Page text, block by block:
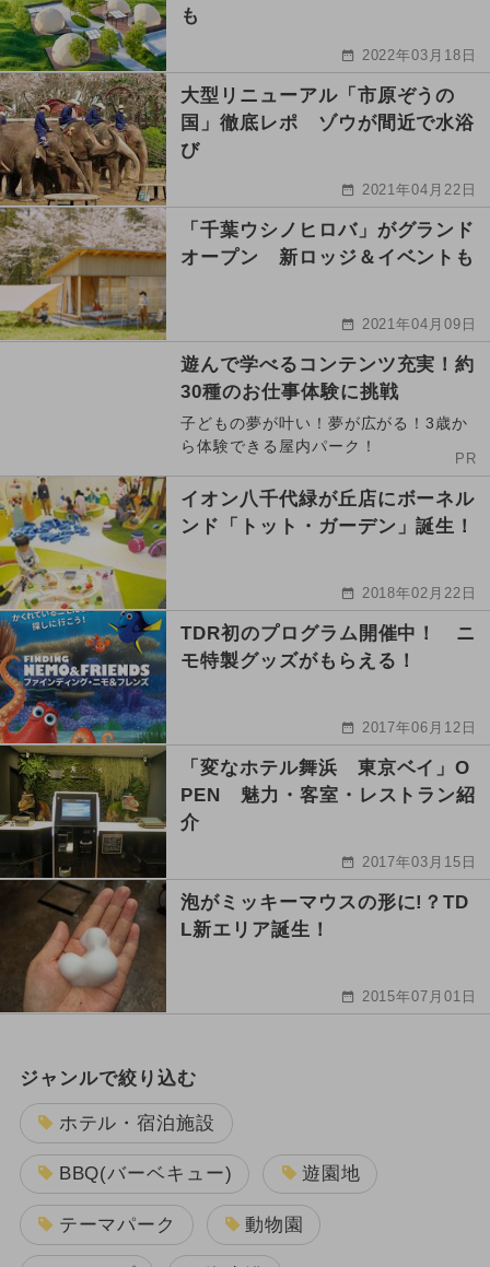
も
2022年03月18日
大型リニューアル「市原ぞうの
国」徹底レポ ゾウが間近で水浴
び
2021年04月22日
「千葉ウシノヒロバ」がグランド
オープン 新ロッジ＆イベントも
2021年04月09日
遊んで学べるコンテンツ充実！約
30種のお仕事体験に挑戦
子どもの夢が叶い！夢が広がる！3歳か
ら体験できる屋内パーク！
PR
イオン八千代緑が丘店にボーネル
ンド「トット・ガーデン」誕生！
2018年02月22日
TDR初のプログラム開催中！ ニ
モ特製グッズがもらえる！
2017年06月12日
「変なホテル舞浜 東京ベイ」O
PEN 魅力・客室・レストラン紹
介
2017年03月15日
泡がミッキーマウスの形に!？TD
L新エリア誕生！
2015年07月01日
ジャンルで絞り込む
ホテル・宿泊施設
BBQ(バーベキュー) 遊園地
テーマパーク 動物園